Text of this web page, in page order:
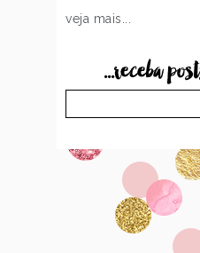
veja mais...
...receba